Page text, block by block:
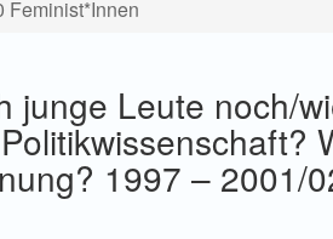
Feminist*Innen
junge Leute noch/
1997 – 2001/